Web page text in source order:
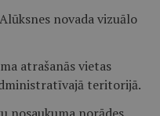
novada vizuālo
atrašanās vietas
teritorijā.